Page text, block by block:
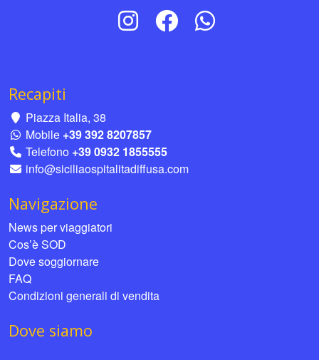
Recapiti
Piazza Italia, 38
Mobile +39 392 8207857
Telefono +39 0932 1855555
info@siciliaospitalitadiffusa.com
Navigazione
News per viaggiatori
Cos’è SOD
Dove soggiornare
FAQ
Condizioni generali di vendita
Dove siamo